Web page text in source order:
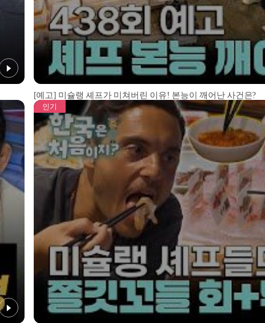
[예고] 미슐랭 셰프가 미쳐버린 이유! 본능이 깨어난 사건은?
인기